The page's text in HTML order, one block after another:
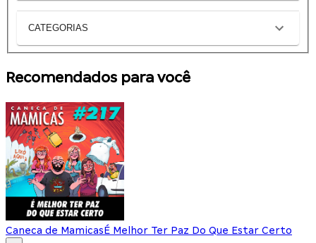
CATEGORIAS
Recomendados para você
Caneca de MamicasÉ Melhor Ter Paz Do Que Estar Certo